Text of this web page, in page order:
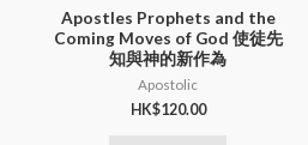
Apostles Prophets and the
Coming Moves of God 使徒先
知與神的新作為
Apostolic
HK$120.00